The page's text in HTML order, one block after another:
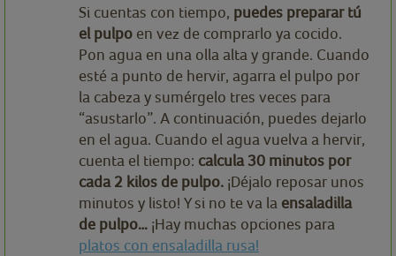
Si cuentas con tiempo, puedes preparar tú
el pulpo en vez de comprarlo ya cocido.
Pon agua en una olla alta y grande. Cuando
esté a punto de hervir, agarra el pulpo por
la cabeza y sumérgelo tres veces para
“asustarlo”. A continuación, puedes dejarlo
en el agua. Cuando el agua vuelva a hervir,
cuenta el tiempo: calcula 30 minutos por
cada 2 kilos de pulpo. ¡Déjalo reposar unos
minutos y listo! Y si no te va la ensaladilla
de pulpo… ¡Hay muchas opciones para
platos con ensaladilla rusa!